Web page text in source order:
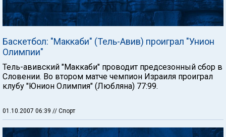
Баскетбол: "Маккаби" (Тель-Авив) проиграл "Унион
Олимпии"
Тель-авивский "Маккаби" проводит предсезонный сбор в
Словении. Во втором матче чемпион Израиля проиграл
клубу "Юнион Олимпия" (Любляна) 77:99.
01.10.2007 06:39 // Спорт